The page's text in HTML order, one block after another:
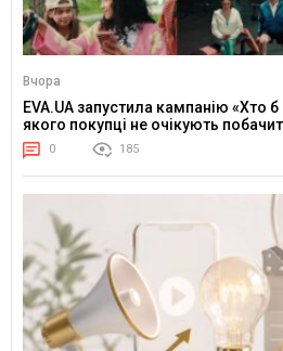
Вчора
EVA.UA запустила кампанію «Хто
якого покупці не очікують
0 185